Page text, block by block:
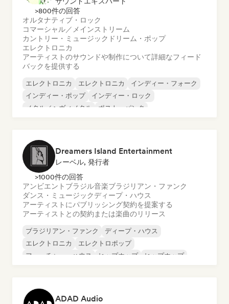
>800件の回答
オルタナティブ・ロック
コマーシャル／メインストリーム
カントリー・ミュージック ドリーム・ポップ
エレクトロニカ
アーティストのサウンドや制作について詳細なフィード
バックを提供する
エレクトロニカ エレクトロニカ
インディー・フォーク
インディー・ポップ
インディー・ロック
メタル／ヘヴィメタル
ポスト・パンク
Dreamers Island Entertainment
レーベル, 発行者
>1000件の回答
アンビエント ブラジル音楽ブラジリアン・ファンク
ダンス・ミュージックディープ・ハウス
アーティストにパブリッシング契約を提案する
アーティストとの契約または楽曲のリリース
ブラジリアン・ファンク
ディープ・ハウス
エレクトロニカ
エレクトロポップ
フューチャー・ハウス
ヒップホップ
ヒップホップ
ADAD Audio